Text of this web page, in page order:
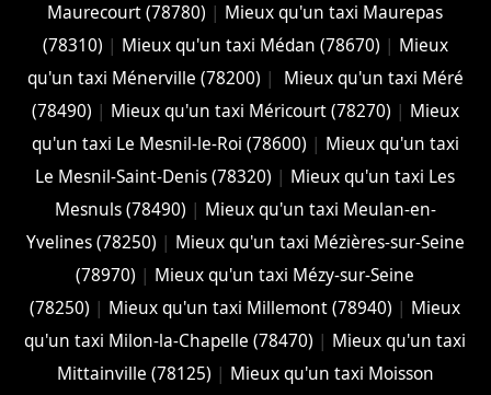
Maurecourt (78780) | Mieux qu'un taxi Maurepas
(78310) | Mieux qu'un taxi Médan (78670) | Mieux
qu'un taxi Ménerville (78200) |
Mieux qu'un taxi Méré
(78490) | Mieux qu'un taxi Méricourt (78270) | Mieux
qu'un taxi Le Mesnil-le-Roi (78600) | Mieux qu'un taxi
Le Mesnil-Saint-Denis (78320) | Mieux qu'un taxi Les
Mesnuls (78490) | Mieux qu'un taxi Meulan-en-
Yvelines (78250) | Mieux qu'un taxi Mézières-sur-Seine
(78970) | Mieux qu'un taxi Mézy-sur-Seine
(78250) | Mieux qu'un taxi Millemont (78940) | Mieux
qu'un taxi Milon-la-Chapelle (78470) | Mieux qu'un taxi
Mittainville (78125) | Mieux qu'un taxi Moisson